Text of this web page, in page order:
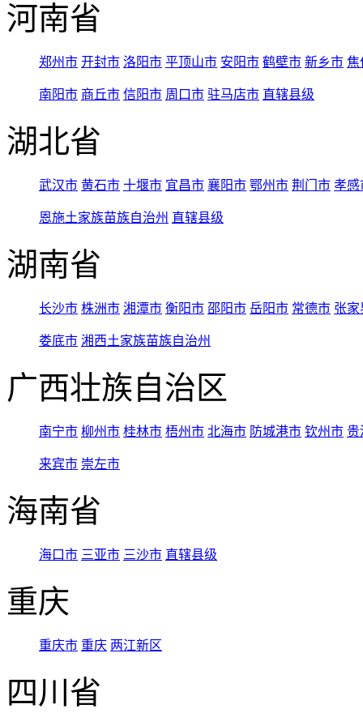
河南省
郑州市 开封市 洛阳市 平顶山市 安阳市 鹤壁市 新乡市 焦
南阳市 商丘市 信阳市 周口市 驻马店市 直辖县级
湖北省
武汉市 黄石市 十堰市 宜昌市 襄阳市 鄂州市 荆门市 孝感
恩施土家族苗族自治州 直辖县级
湖南省
长沙市 株洲市 湘潭市 衡阳市 邵阳市 岳阳市 常德市 张家
娄底市 湘西土家族苗族自治州
广西壮族自治区
南宁市 柳州市 桂林市 梧州市 北海市 防城港市 钦州市 贵
来宾市 崇左市
海南省
海口市 三亚市 三沙市 直辖县级
重庆
重庆市 重庆 两江新区
四川省